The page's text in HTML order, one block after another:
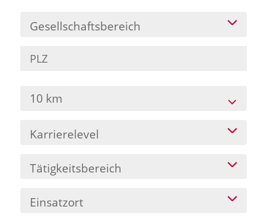
Karriere
Presse
News Archiv
Gesellschaftsbereich
10 km
Karrierelevel
Tätigkeitsbereich
Einsatzort